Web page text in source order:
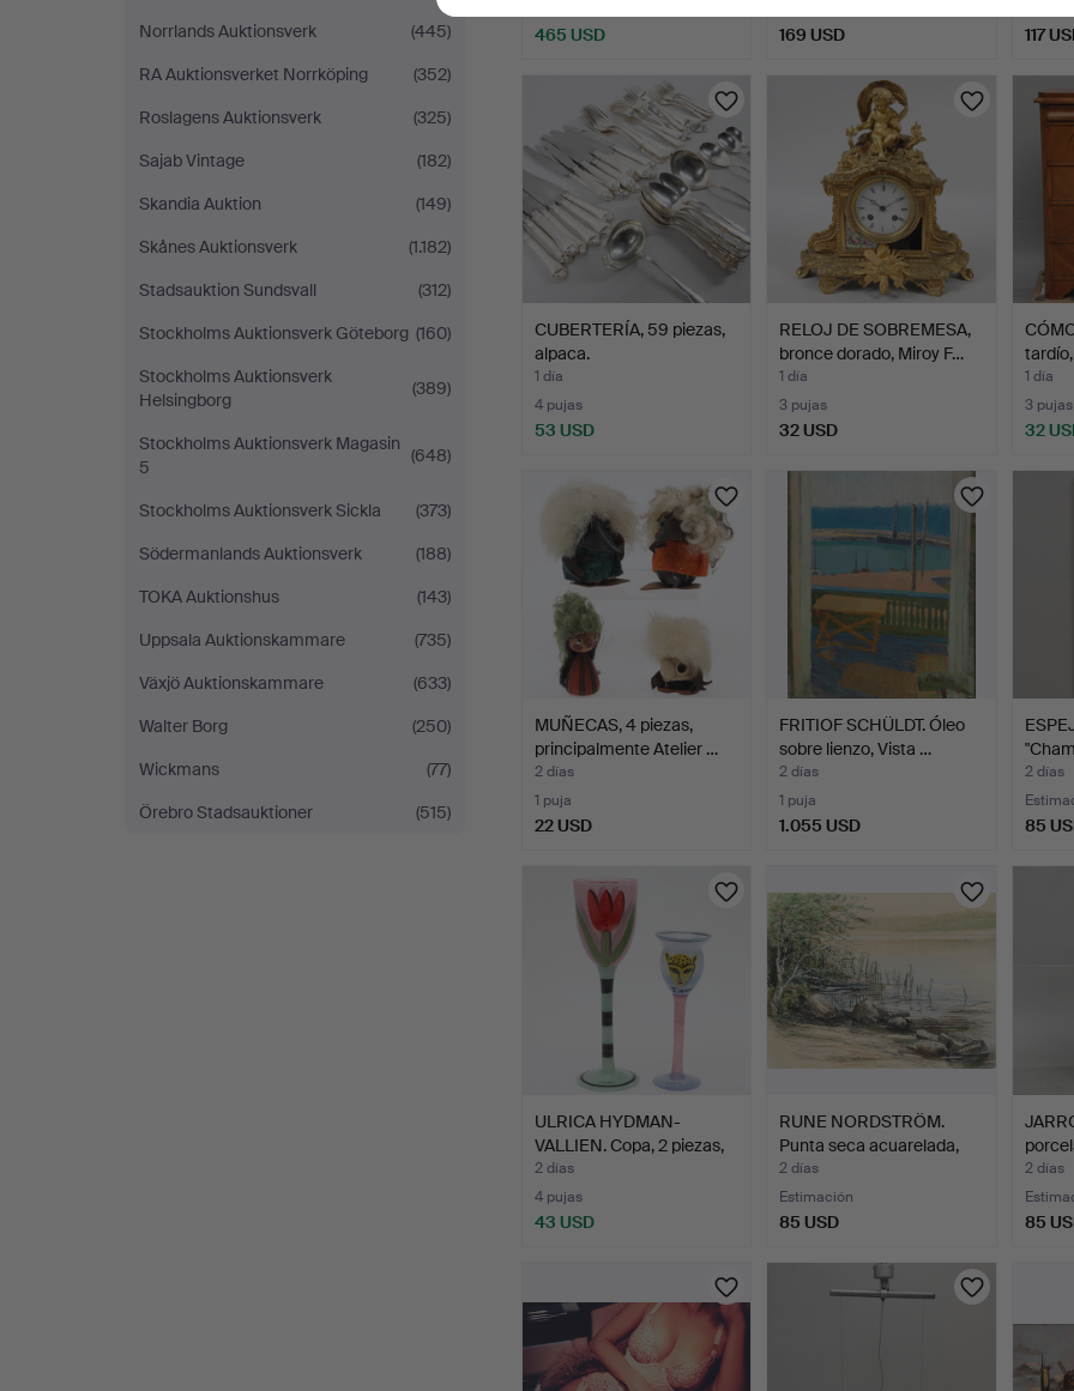
Norrlands Auktionsverk
(445)
RA Auktionsverket Norrköping
(352)
Roslagens Auktionsverk
(325)
Sajab Vintage
(182)
Skandia Auktion
(149)
Skånes Auktionsverk
(1.182)
Stadsauktion Sundsvall
(312)
Stockholms Auktionsverk Göteborg (160)
Stockholms Auktionsverk
Helsingborg
(389)
Stockholms Auktionsverk Magasin
5
(648)
Stockholms Auktionsverk Sickla
(373)
Södermanlands Auktionsverk
(188)
TOKA Auktionshus
(143)
Uppsala Auktionskammare
(735)
Växjö Auktionskammare
(633)
Walter Borg
(250)
Wickmans
(77)
Örebro Stadsauktioner
(515)
465 USD 169 USD 117
CUBERTERÍA, 59 piezas,
alpaca.
1 día
4 pujas
53 USD
RELOJ DE SOBREMESA,
bronce dorado, Miroy F…
1 día
3 pujas
32 USD
1 día
3 pujas
32
MUÑECAS, 4 piezas,
principalmente Atelier …
2 días
1 puja
22 USD
FRITIOF SCHÜLDT. Óleo
sobre lienzo, Vista …
2 días
1 puja
1.055 USD
2 días
85
ULRICA HYDMAN-
VALLIEN. Copa, 2 piezas,
vid…
2 días
4 pujas
43 USD
RUNE NORDSTRÖM.
Punta seca acuarelada,
ori…
2 días
Estimación
85 USD
2 días
85